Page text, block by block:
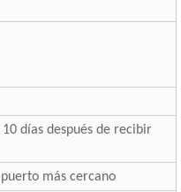
días después de recibir
más cercano